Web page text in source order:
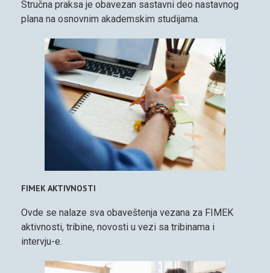
Stručna praksa je obavezan sastavni deo nastavnog
plana na osnovnim akademskim studijama.
FIMEK AKTIVNOSTI
Ovde se nalaze sva obaveštenja vezana za FIMEK
aktivnosti, tribine, novosti u vezi sa tribinama i
intervju-e.